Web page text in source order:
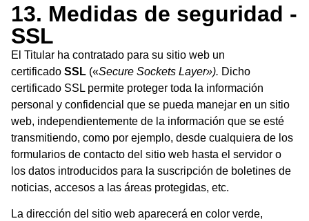
13. Medidas de seguridad -
SSL
El Titular ha contratado para su sitio web un
certificado SSL («Secure Sockets Layer»). Dicho
certificado SSL permite proteger toda la información
personal y confidencial que se pueda manejar en un sitio
web, independientemente de la información que se esté
transmitiendo, como por ejemplo, desde cualquiera de los
formularios de contacto del sitio web hasta el servidor o
los datos introducidos para la suscripción de boletines de
noticias, accesos a las áreas protegidas, etc.
La dirección del sitio web aparecerá en color verde,